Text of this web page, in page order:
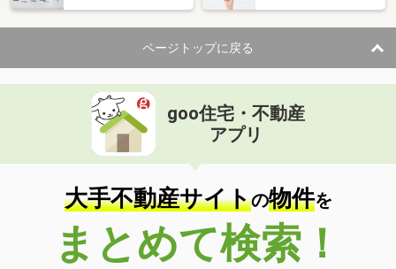
ページトップに戻る
goo住宅・不動産
アプリ
大手不動産サイトの物件を
まとめて検索！